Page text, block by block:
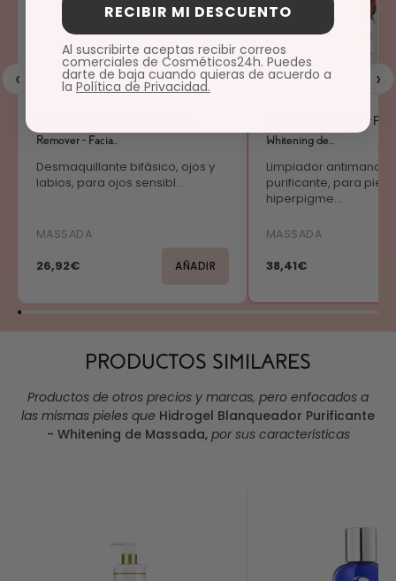
‹
Remover - Facia...
Desmaquillante bifásico, ojos y
labios, para ojos sensibl...
MASSADA
26,92€ AÑADIR
Hidrogel Blanqueador
Whitening de...
Limpiador
purificante, para
hiperpigme...
MASSADA
38,41€
›
PRODUCTOS SIMILARES
Productos de otros precios y marcas, pero enfocados a
las mismas pieles que Hidrogel Blanqueador Purificante
- Whitening de Massada, por sus características
RECIBIR MI DESCUENTO
Al suscribirte aceptas recibir correos
comerciales de Cosméticos24h. Puedes
darte de baja cuando quieras de acuerdo a
la Política de Privacidad.